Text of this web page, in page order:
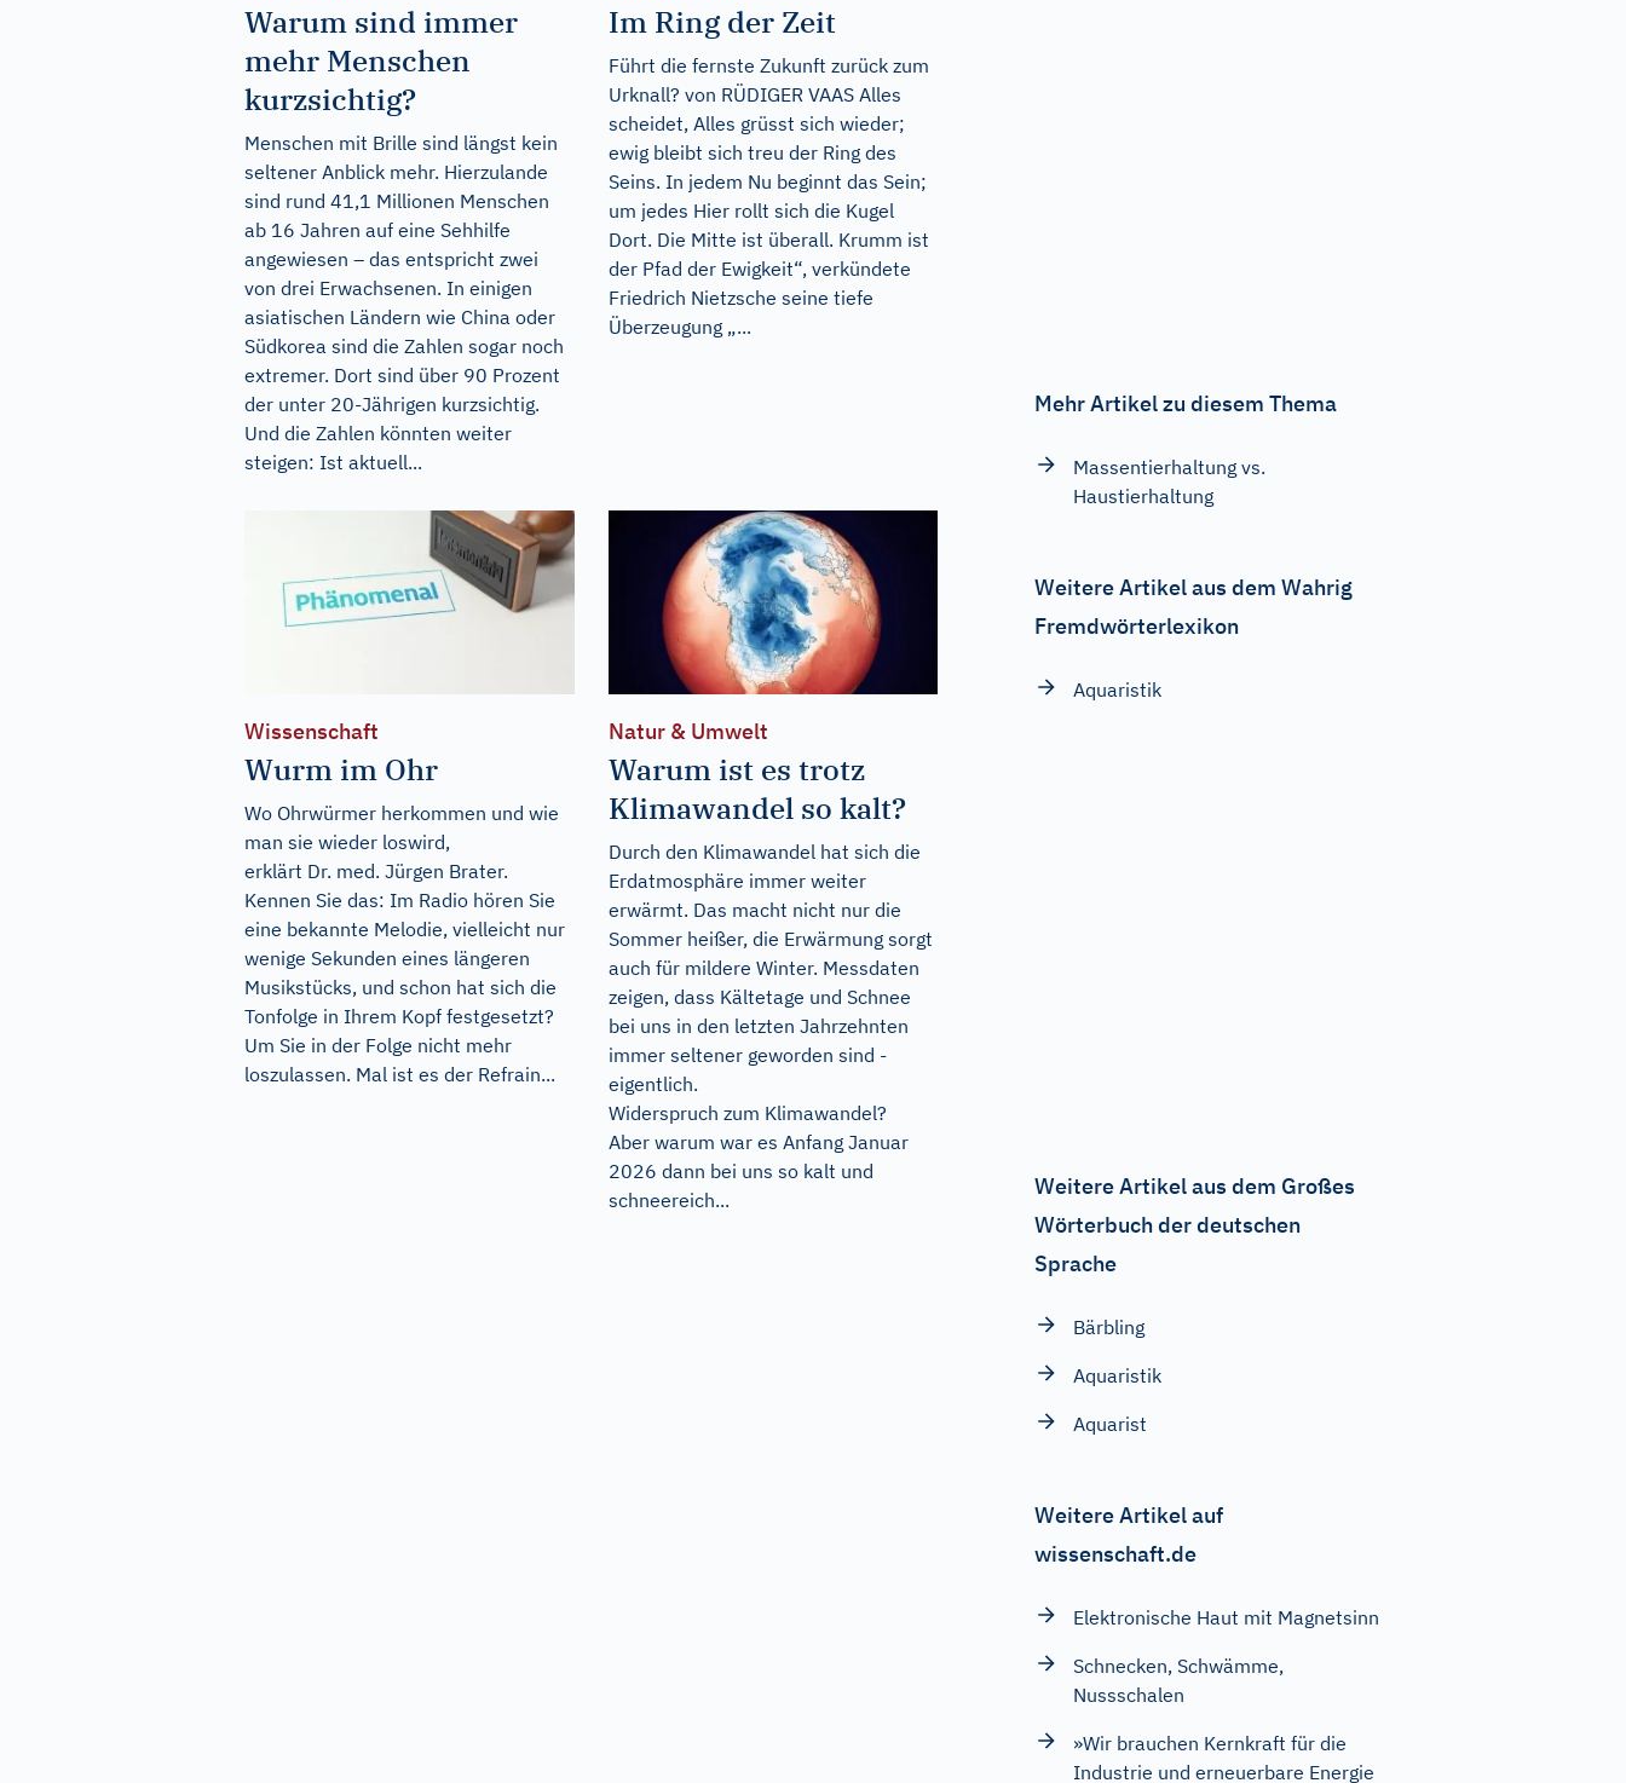
Warum sind immer
mehr Menschen
kurzsichtig?
Menschen mit Brille sind längst kein
seltener Anblick mehr. Hierzulande
sind rund 41,1 Millionen Menschen
ab 16 Jahren auf eine Sehhilfe
angewiesen – das entspricht zwei
von drei Erwachsenen. In einigen
asiatischen Ländern wie China oder
Südkorea sind die Zahlen sogar noch
extremer. Dort sind über 90 Prozent
der unter 20-Jährigen kurzsichtig.
Und die Zahlen könnten weiter
steigen: Ist aktuell...
Im Ring der Zeit
Führt die fernste Zukunft zurück zum
Urknall? von RÜDIGER VAAS Alles
scheidet, Alles grüsst sich wieder;
ewig bleibt sich treu der Ring des
Seins. In jedem Nu beginnt das Sein;
um jedes Hier rollt sich die Kugel
Dort. Die Mitte ist überall. Krumm ist
der Pfad der Ewigkeit“, verkündete
Friedrich Nietzsche seine tiefe
Überzeugung „...
Wissenschaft
Wurm im Ohr
Wo Ohrwürmer herkommen und wie
man sie wieder loswird,
erklärt Dr. med. Jürgen Brater.
Kennen Sie das: Im Radio hören Sie
eine bekannte Melodie, vielleicht nur
wenige Sekunden eines längeren
Musikstücks, und schon hat sich die
Tonfolge in Ihrem Kopf festgesetzt?
Um Sie in der Folge nicht mehr
loszulassen. Mal ist es der Refrain...
Natur & Umwelt
Warum ist es trotz
Klimawandel so kalt?
Durch den Klimawandel hat sich die
Erdatmosphäre immer weiter
erwärmt. Das macht nicht nur die
Sommer heißer, die Erwärmung sorgt
auch für mildere Winter. Messdaten
zeigen, dass Kältetage und Schnee
bei uns in den letzten Jahrzehnten
immer seltener geworden sind -
eigentlich.
Widerspruch zum Klimawandel?
Aber warum war es Anfang Januar
2026 dann bei uns so kalt und
schneereich...
Mehr Artikel zu diesem Thema
Massentierhaltung vs.
Haustierhaltung
Weitere Artikel aus dem Wahrig
Fremdwörterlexikon
Aquaristik
Weitere Artikel aus dem Großes
Wörterbuch der deutschen
Sprache
Bärbling
Aquaristik
Aquarist
Weitere Artikel auf
wissenschaft.de
Elektronische Haut mit Magnetsinn
Schnecken, Schwämme,
Nussschalen
»Wir brauchen Kernkraft für die
Industrie und erneuerbare Energie